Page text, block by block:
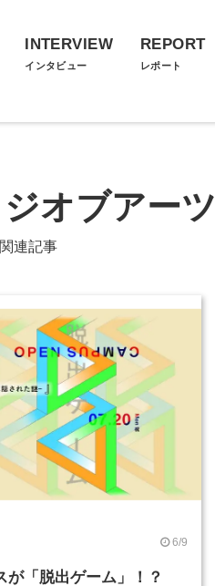
INTERVIEW
インタビュー
REPORT
レポート
オブアーツ
関連記事
6/9
が「脱出ゲーム」！？